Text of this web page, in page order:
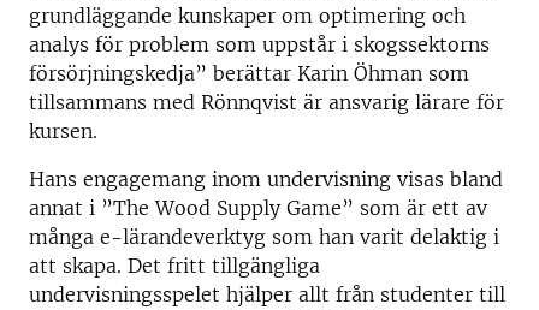
grundläggande kunskaper om optimering och
analys för problem som uppstår i skogssektorns
försörjningskedja” berättar Karin Öhman som
tillsammans med Rönnqvist är ansvarig lärare för
kursen.
Hans engagemang inom undervisning visas bland
annat i ”The Wood Supply Game” som är ett av
många e-lärandeverktyg som han varit delaktig i
att skapa. Det fritt tillgängliga
undervisningsspelet hjälper allt från studenter till